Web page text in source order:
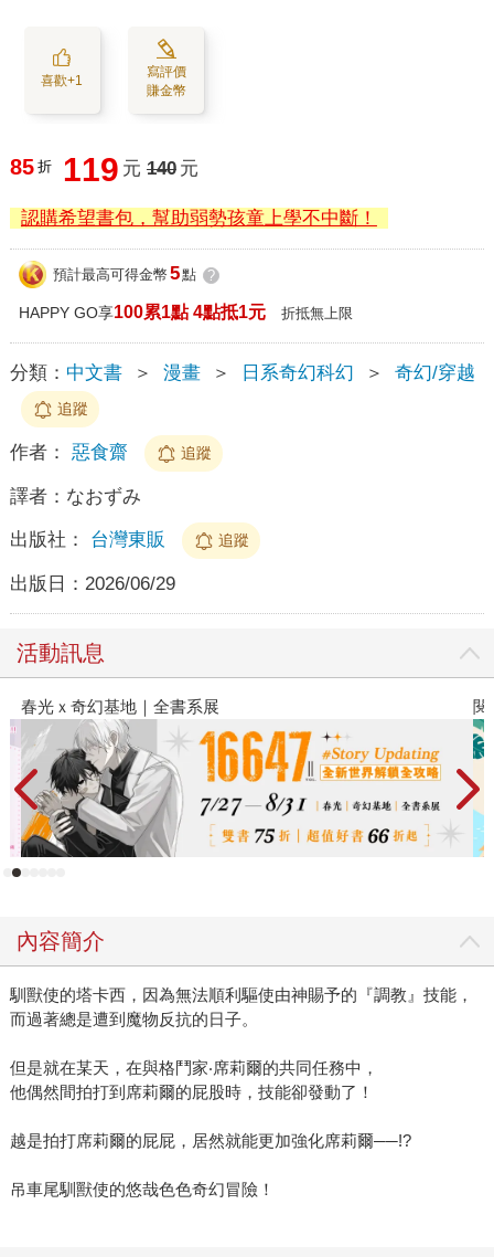
喜歡+1
寫評價
賺金幣
85 折 119 元 140 元
認購希望書包，幫助弱勢孩童上學不中斷！
預計最高可得金幣 5點 ?
HAPPY GO享100累1點 4點抵1元 折抵無上限
分類： 中文書 ＞ 漫畫 ＞ 日系奇幻科幻 ＞ 奇幻/穿越
追蹤
作者： 惡食齋 追蹤
譯者： なおずみ
出版社： 台灣東販 追蹤
出版日： 2026/06/29
活動訊息
全書系展 閱讀漫遊錄-2026上半
內容簡介
馴獸使的塔卡西，因為無法順利驅使由神賜予的『調教』技能，
而過著總是遭到魔物反抗的日子。
但是就在某天，在與格鬥家‧席莉爾的共同任務中，
他偶然間拍打到席莉爾的屁股時，技能卻發動了！
越是拍打席莉爾的屁屁，居然就能更加強化席莉爾──!?
吊車尾馴獸使的悠哉色色奇幻冒險！